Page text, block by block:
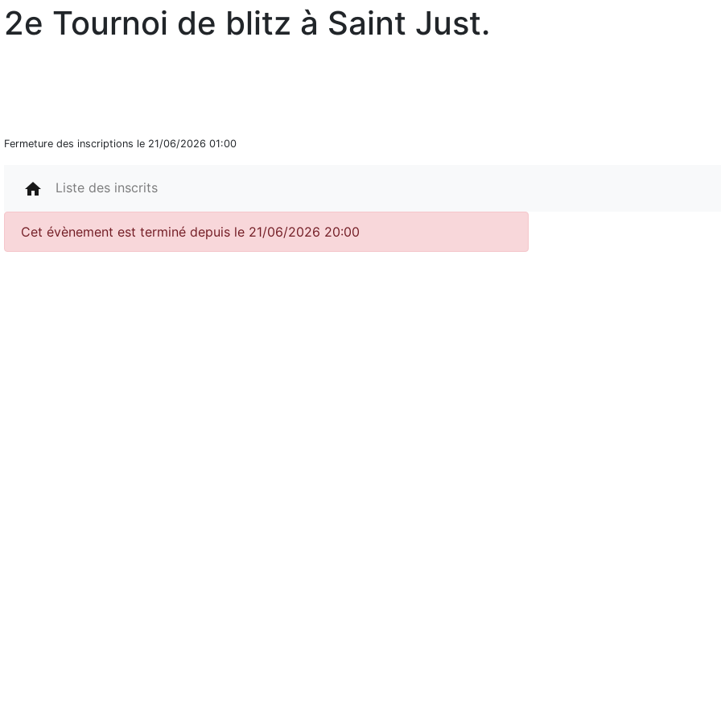
2e Tournoi de blitz à Saint Just.
Fermeture des inscriptions le 21/06/2026 01:00
home Liste des inscrits
Cet évènement est terminé depuis le 21/06/2026 20:00